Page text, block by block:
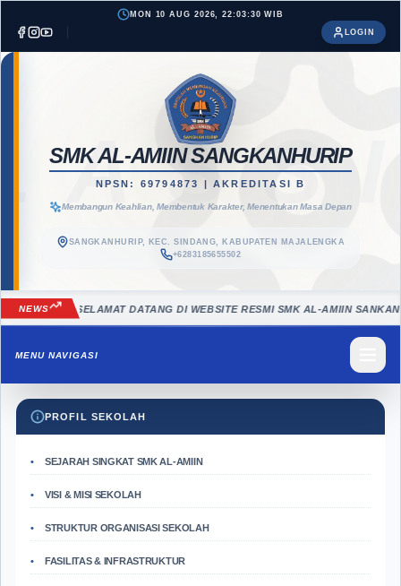
MON 10 AUG 2026, 22:03:31 WIB
LOGIN
SMK AL-AMIIN SANGKANHURIP
NPSN: 69794873 | AKREDITASI B
Membangun Keahlian, Membentuk Karakter, Menentukan Masa Depan
SANGKANHURIP, KEC. SINDANG, KABUPATEN MAJALENGKA
+6283185655502
NEWSSELAMAT DATANG DI WEBSITE RESMI SMK AL-AMIIN
MENU NAVIGASI
PROFIL SEKOLAH
SEJARAH SINGKAT SMK AL-AMIIN
VISI & MISI SEKOLAH
STRUKTUR ORGANISASI SEKOLAH
FASILITAS & INFRASTRUKTUR